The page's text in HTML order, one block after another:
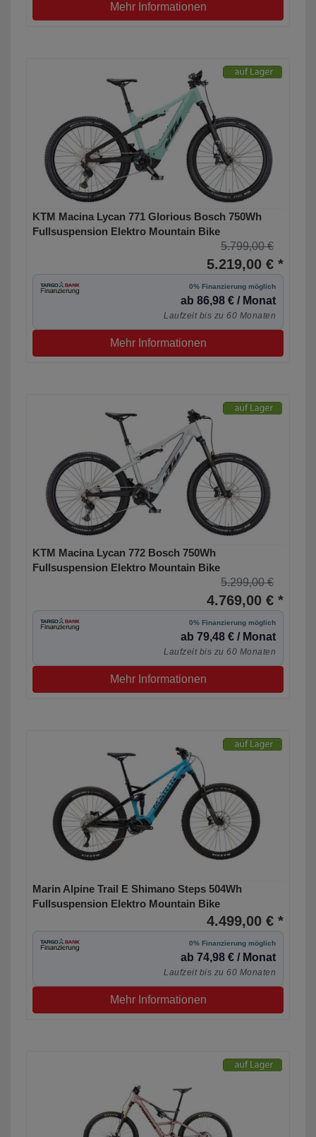
Mehr Informationen
KTM Macina Lycan 771 Glorious Bosch 750Wh
Fullsuspension Elektro Mountain Bike
5.799,00 €
5.219,00 € *
0% Finanzierung möglich
ab 86,98 € / Monat
Laufzeit bis zu 60 Monaten
Mehr Informationen
KTM Macina Lycan 772 Bosch 750Wh
Fullsuspension Elektro Mountain Bike
5.299,00 €
4.769,00 € *
0% Finanzierung möglich
ab 79,48 € / Monat
Laufzeit bis zu 60 Monaten
Mehr Informationen
Marin Alpine Trail E Shimano Steps 504Wh
Fullsuspension Elektro Mountain Bike
4.499,00 € *
0% Finanzierung möglich
ab 74,98 € / Monat
Laufzeit bis zu 60 Monaten
Mehr Informationen